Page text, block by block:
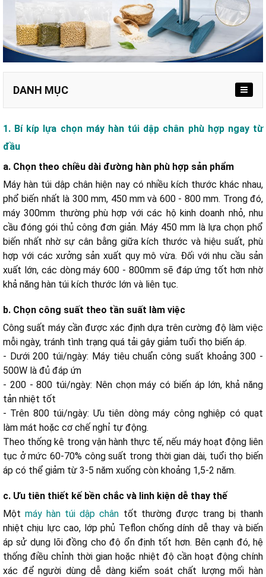
DANH MỤC
b. Chọn công suất theo tần suất làm việc
a. Điều chỉnh nhiệt độ và thời gian theo từng loại túi
b. Thao tác dập chân đúng kỹ thuật
c. Luôn thử túi mẫu trước khi chạy hàng loạt
d. Vệ sinh bề mặt hàn trước khi sử dụng
a. Nhiệt độ
b. Lực ép của thanh hàn
c. Chất lượng túi đóng gói
d. Tình trạng lớp vải chịu nhiệt (Teflon)
1. Bí kíp lựa chọn máy hàn túi dập chân phù hợp ngay từ
đầu
a. Chọn theo chiều dài đường hàn phù hợp sản phẩm
Máy hàn túi dập chân hiện nay có nhiều kích thước khác nhau,
phổ biến nhất là 300 mm, 450 mm và 600 - 800 mm. Trong đó,
máy 300mm thường phù hợp với các hộ kinh doanh nhỏ, nhu
cầu đóng gói thủ công đơn giản. Máy 450 mm là lựa chọn phổ
biến nhất nhờ sự cân bằng giữa kích thước và hiệu suất, phù
hợp với các xưởng sản xuất quy mô vừa. Đối với nhu cầu sản
xuất lớn, các dòng máy 600 - 800mm sẽ đáp ứng tốt hơn nhờ
khả năng hàn túi kích thước lớn và liên tục.
b. Chọn công suất theo tần suất làm việc
Công suất máy cần được xác định dựa trên cường độ làm việc
mỗi ngày, tránh tình trạng quá tải gây giảm tuổi thọ biến áp.
- Dưới 200 túi/ngày: Máy tiêu chuẩn công suất khoảng 300 -
500W là đủ đáp ứn
- 200 - 800 túi/ngày: Nên chọn máy có biến áp lớn, khả năng
tản nhiệt tốt
- Trên 800 túi/ngày: Ưu tiên dòng máy công nghiệp có quạt
làm mát hoặc cơ chế nghỉ tự động.
Theo thống kê trong vận hành thực tế, nếu máy hoạt động liên
tục ở mức 60-70% công suất trong thời gian dài, tuổi thọ biến
áp có thể giảm từ 3-5 năm xuống còn khoảng 1,5-2 năm.
c. Ưu tiên thiết kế bền chắc và linh kiện dễ thay thế
Mộtmáy hàn túi dập chân tốt thường được trang bị thanh
nhiệt chịu lực cao, lớp phủ Teflon chống dính dễ thay và biến
áp sử dụng lõi đồng cho độ ổn định tốt hơn. Bên cạnh đó, hệ
thống điều chỉnh thời gian hoặc nhiệt độ cần hoạt động chính
xác để người dùng dễ dàng kiểm soát chất lượng mối hàn